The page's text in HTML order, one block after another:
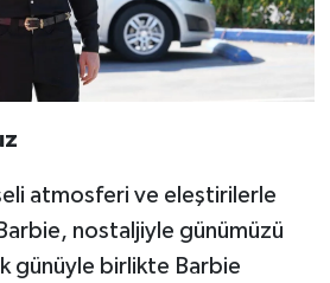
atmosferi ve eleştirilerle
nostaljiyle günümüzü
günüyle birlikte Barbie